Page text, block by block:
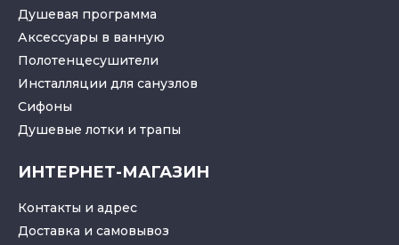
Душевая программа
Аксессуары в ванную
Полотенцесушители
Инсталляции для санузлов
Cифоны
Душевые лотки и трапы
ИНТЕРНЕТ-МАГАЗИН
Контакты и адрес
Доставка и самовывоз